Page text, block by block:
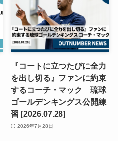
『コートに立つたびに全力
を出し切る』ファンに約束
するコーチ・マック 琉球
ゴールデンキングス公開練
習 [2026.07.28]
2026年7月28日